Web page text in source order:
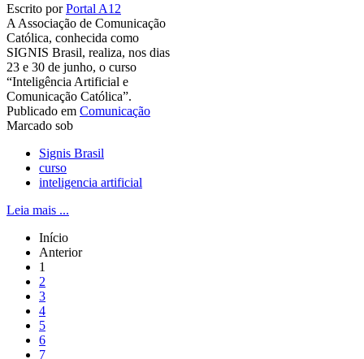
Escrito porPortal A12
A Associação de Comunicação
Católica, conhecida como
SIGNIS Brasil, realiza, nos dias
23 e 30 de junho, o curso
“Inteligência Artificial e
Comunicação Católica”.
Publicado em Comunicação
Marcado sob
Signis Brasil
curso
inteligencia artificial
Leia mais ...
Início
Anterior
1
2
3
4
5
6
7